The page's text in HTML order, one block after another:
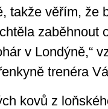
takže věřím, že
zaběhnout
v Londýně,“
trenéra
kovů z